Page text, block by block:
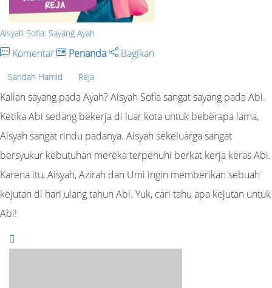
Aisyah Sofia: Sayang Ayah
Komentar Penanda Bagikan
Saridah Hamid Reja
Kalian sayang pada Ayah? Aisyah Sofia sangat sayang pada Abi.
Ketika Abi sedang bekerja di luar kota untuk beberapa lama,
Aisyah sangat rindu padanya. Aisyah sekeluarga sangat
bersyukur kebutuhan mereka terpenuhi berkat kerja keras Abi.
Karena itu, Aisyah, Azirah dan Umi ingin memberikan sebuah
kejutan di hari ulang tahun Abi. Yuk, cari tahu apa kejutan untuk
Abi!